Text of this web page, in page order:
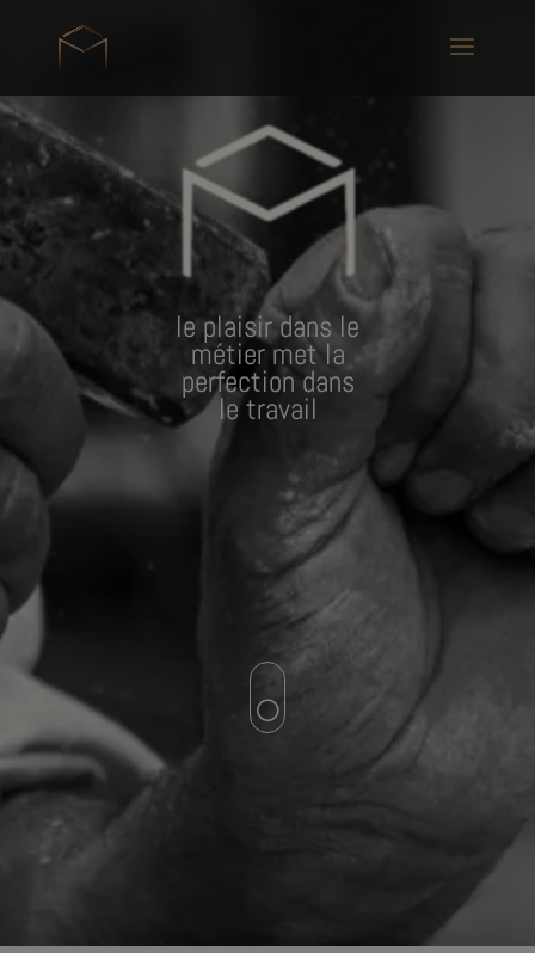
le plaisir dans le
métier met la
perfection dans
le travail
[